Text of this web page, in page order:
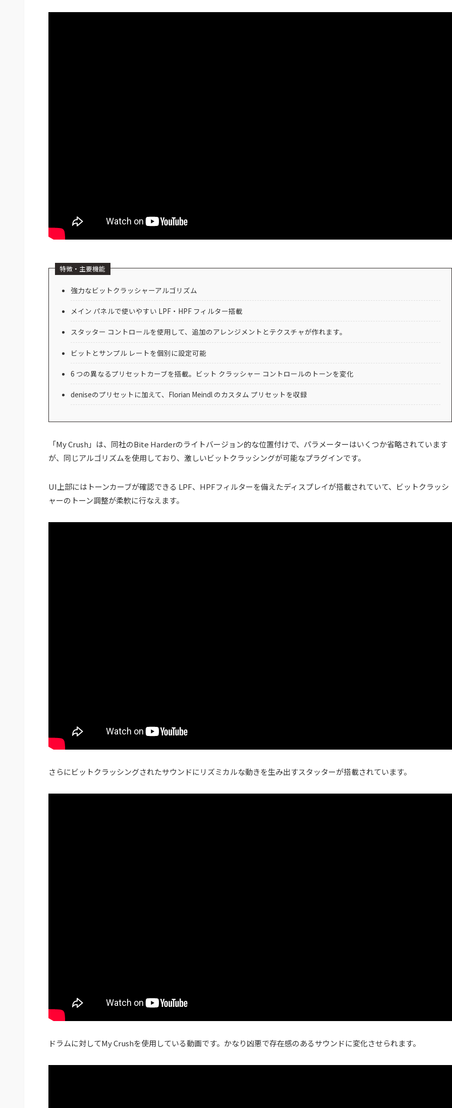
特徴・主要機能
強力なビットクラッシャーアルゴリズム
メイン パネルで使いやすい LPF・HPF フィルター搭載
スタッター コントロールを使用して、追加のアレンジメントとテクスチャが作れます。
ビットとサンプル レートを個別に設定可能
6 つの異なるプリセットカーブを搭載。ビット クラッシャー コントロールのトーンを変化
deniseのプリセットに加えて、Florian Meindl のカスタム プリセットを収録
「My Crush」は、同社のBite Harderのライトバージョン的な位置付けで、パラメーターはいくつか省略されています
が、同じアルゴリズムを使用しており、激しいビットクラッシングが可能なプラグインです。
UI上部にはトーンカーブが確認できる LPF、HPFフィルターを備えたディスプレイが搭載されていて、ビットクラッシ
ャーのトーン調整が柔軟に行なえます。
さらにビットクラッシングされたサウンドにリズミカルな動きを生み出すスタッターが搭載されています。
ドラムに対してMy Crushを使用している動画です。かなり凶悪で存在感のあるサウンドに変化させられます。